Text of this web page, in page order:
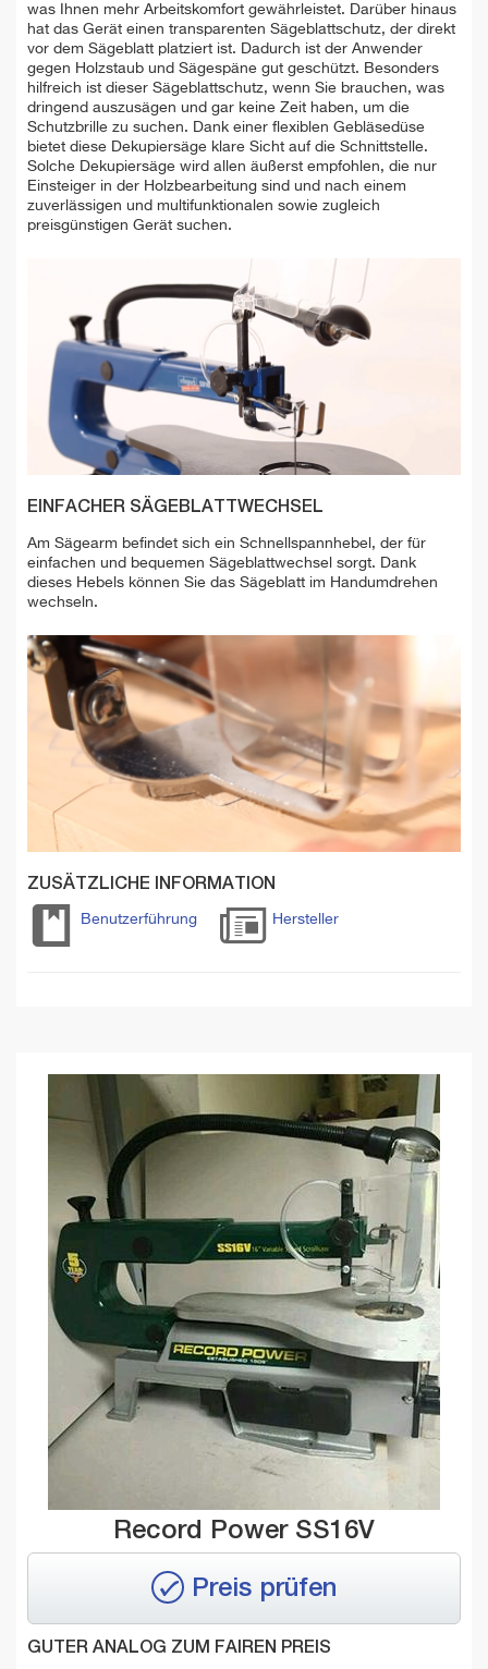
was Ihnen mehr Arbeitskomfort gewährleistet. Darüber hinaus
hat das Gerät einen transparenten Sägeblattschutz, der direkt
vor dem Sägeblatt platziert ist. Dadurch ist der Anwender
gegen Holzstaub und Sägespäne gut geschützt. Besonders
hilfreich ist dieser Sägeblattschutz, wenn Sie brauchen, was
dringend auszusägen und gar keine Zeit haben, um die
Schutzbrille zu suchen. Dank einer flexiblen Gebläsedüse
bietet diese Dekupiersäge klare Sicht auf die Schnittstelle.
Solche Dekupiersäge wird allen äußerst empfohlen, die nur
Einsteiger in der Holzbearbeitung sind und nach einem
zuverlässigen und multifunktionalen sowie zugleich
preisgünstigen Gerät suchen.
EINFACHER SÄGEBLATTWECHSEL
Am Sägearm befindet sich ein Schnellspannhebel, der für
einfachen und bequemen Sägeblattwechsel sorgt. Dank
dieses Hebels können Sie das Sägeblatt im Handumdrehen
wechseln.
ZUSÄTZLICHE INFORMATION
Benutzerführung Hersteller
Record Power SS16V
Preis prüfen
GUTER ANALOG ZUM FAIREN PREIS